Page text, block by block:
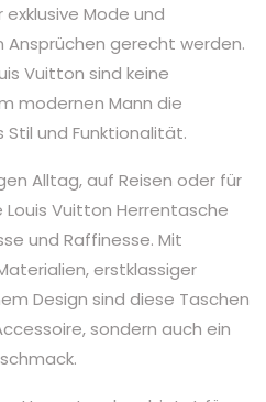
Mode und
gerecht werden.
Vuitton sind keine
modernen Mann die
und Funktionalität.
Alltag, auf Reisen oder für
Vuitton Herrentasche
und Raffinesse. Mit
erstklassiger
Design sind diese Taschen
sondern auch ein